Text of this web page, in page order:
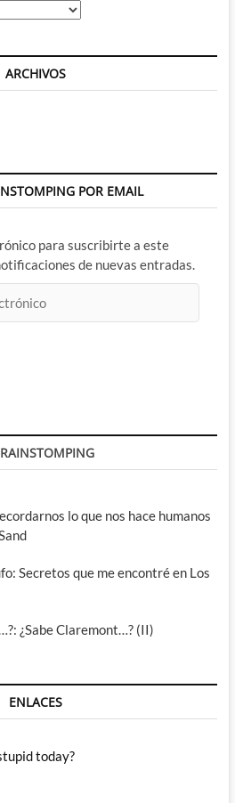
ARCHIVOS
POR EMAIL
para suscribirte a este
de nuevas entradas.
lo que nos hace humanos
Secretos que me encontré en Los
¿Sabe Claremont…? (II)
ENLACES
today?